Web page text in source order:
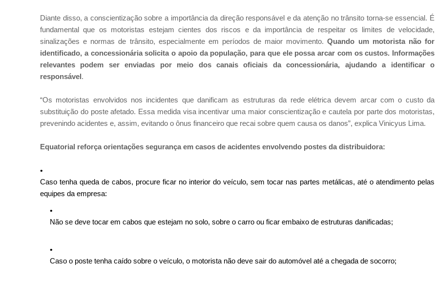
Diante disso, a conscientização sobre a importância da direção responsável e da atenção no trânsito torna-se essencial. É
fundamental que os motoristas estejam cientes dos riscos e da importância de respeitar os limites de velocidade,
sinalizações e normas de trânsito, especialmente em períodos de maior movimento.Quando um motorista não for
identificado, a concessionária solicita o apoio da população, para que ele possa arcar com os custos. Informações
relevantes podem ser enviadas por meio dos canais oficiais da concessionária, ajudando a identificar o
responsável .
“Os motoristas envolvidos nos incidentes que danificam as estruturas da rede elétrica devem arcar com o custo da
substituição do poste afetado. Essa medida visa incentivar uma maior conscientização e cautela por parte dos motoristas,
prevenindo acidentes e, assim, evitando o ônus financeiro que recai sobre quem causa os danos”, explica Vinicyus Lima.
Equatorial reforça orientações segurança em casos de acidentes envolvendo postes da distribuidora:
Caso tenha queda de cabos, procure ficar no interior do veículo, sem tocar nas partes metálicas, até o atendimento pelas
equipes da empresa:
Não se deve tocar em cabos que estejam no solo, sobre o carro ou ficar embaixo de estruturas danificadas;
Caso o poste tenha caído sobre o veículo, o motorista não deve sair do automóvel até a chegada de socorro;